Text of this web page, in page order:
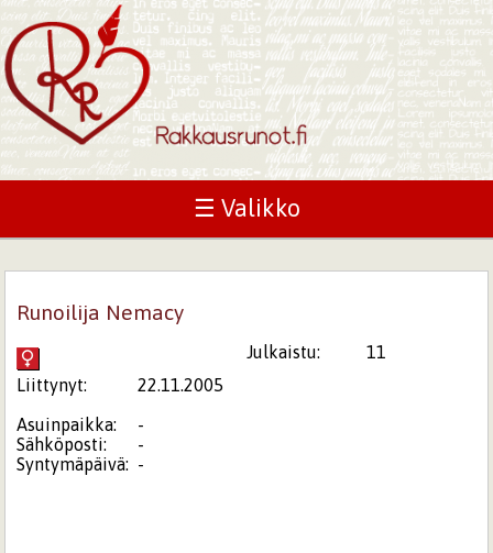
☰ Valikko
Runoilija Nemacy
Julkaistu:
11
Liittynyt:
22.11.2005
Asuinpaikka:
-
Sähköposti:
-
Syntymäpäivä: -